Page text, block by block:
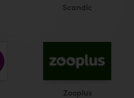
Scandic
Zooplus